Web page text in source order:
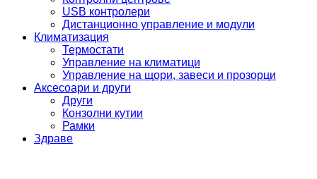
USB контролери
Дистанционно управление и модули
Климатизация
Термостати
Управление на климатици
Управление на щори, завеси и прозорци
Аксесоари и други
Други
Конзолни кутии
Рамки
Здраве